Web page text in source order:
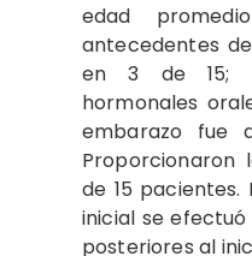
edad
antecedentes
en 3 de 15;
hormonales
embarazo fue
de 15
inicial se efectuó
posteriores al